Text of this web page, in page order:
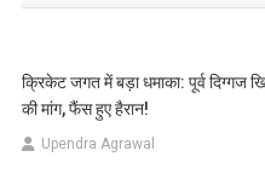
क्रिकेट जगत में बड़ा धमाका: पूर्व दिग्गज
की मांग, फैंस हुए हैरान!
Upendra Agrawal